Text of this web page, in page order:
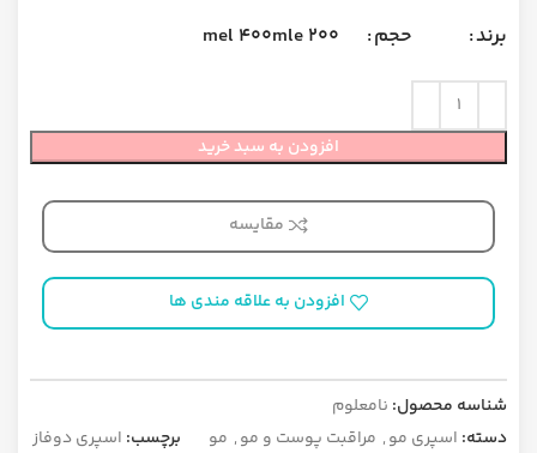
برند حجم 200 mle
400 mel
افزودن به سبد خرید
مقایسه
افزودن به علاقه مندی ها
شناسه محصول: نامعلوم
دسته: اسپری مو, مراقبت پوست و مو, مو برچسب: اسپری دوفاز